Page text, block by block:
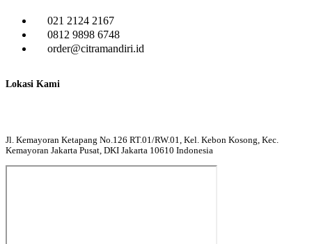
021 2124 2167
0812 9898 6748
order@citramandiri.id
Lokasi Kami
Jl. Kemayoran Ketapang No.126 RT.01/RW.01, Kel. Kebon Kosong, Kec.
Kemayoran Jakarta Pusat, DKI Jakarta 10610 Indonesia